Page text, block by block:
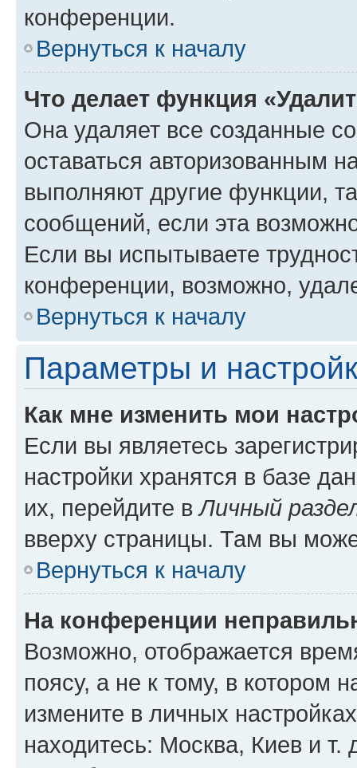
конференции.
Вернуться к началу
Что делает функция
Она удаляет все созданные
оставаться авторизованным
выполняют другие функции,
сообщений, если эта
Если вы испытываете
конференции, возможно,
Вернуться к началу
Параметры и
Как мне изменить мои
Если вы являетесь
настройки хранятся в базе
их, перейдите вЛичный
вверху страницы. Там вы
Вернуться к началу
На конференции
Возможно, отображается
поясу, а не к тому, в котором
измените в личных
находитесь: Москва, Киев и т.